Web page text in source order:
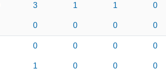
3 1 1 0
0 0 0 0
0 0 0 0
1 0 0 0